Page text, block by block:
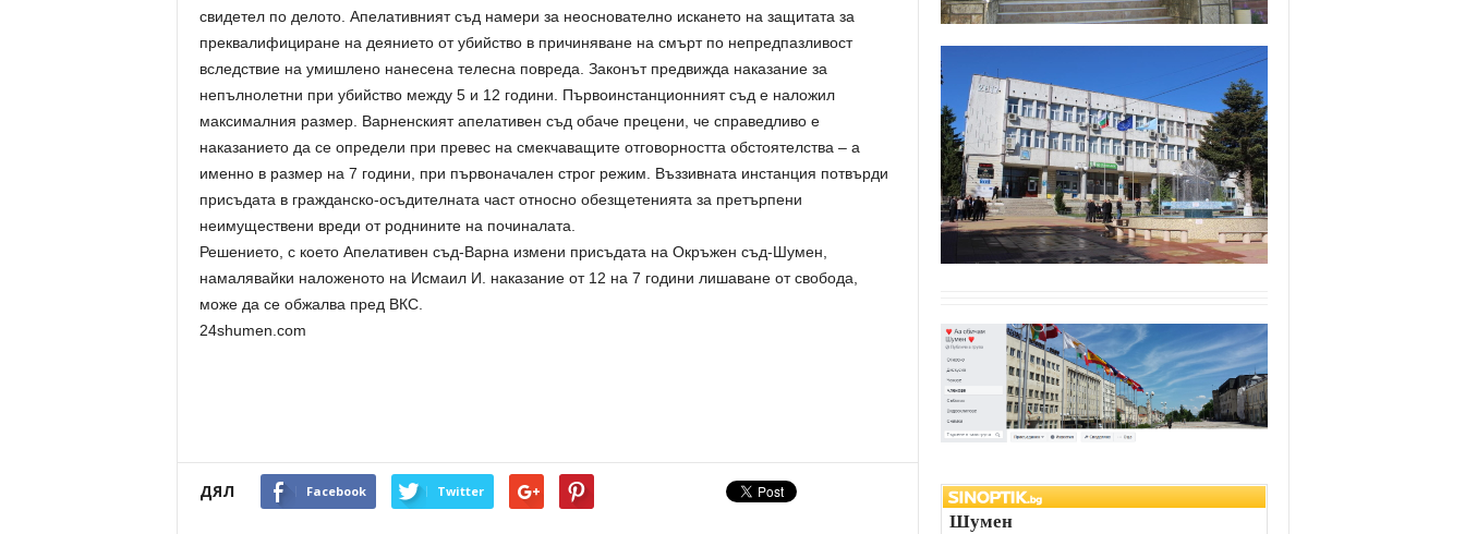
свидетел по делото. Апелативният съд намери за неоснователно искането на защитата за
преквалифициране на деянието от убийство в причиняване на смърт по непредпазливост
вследствие на умишлено нанесена телесна повреда. Законът предвижда наказание за
непълнолетни при убийство между 5 и 12 години. Първоинстанционният съд е наложил
максималния размер. Варненският апелативен съд обаче прецени, че справедливо е
наказанието да се определи при превес на смекчаващите отговорността обстоятелства – а
именно в размер на 7 години, при първоначален строг режим. Въззивната инстанция потвърди
присъдата в гражданско-осъдителната част относно обезщетенията за претърпени
неимуществени вреди от роднините на починалата.
Решението, с което Апелативен съд-Варна измени присъдата на Окръжен съд-Шумен,
намалявайки наложеното на Исмаил И. наказание от 12 на 7 години лишаване от свобода,
може да се обжалва пред ВКС.
24shumen.com
ДЯЛ Facebook Twitter